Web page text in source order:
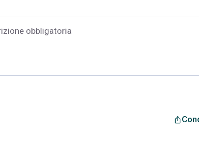
obbligatoria
ios_share